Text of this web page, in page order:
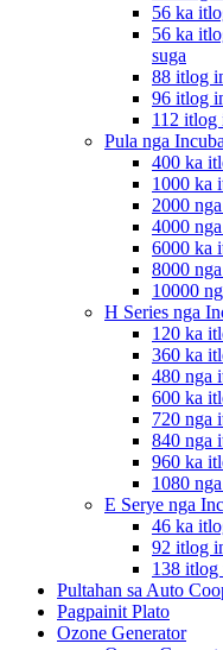
56 ka
56 ka
suga
88 itlog
96 itlog
112 itlog
Pula nga
400 ka
1000 ka
2000
4000
6000 ka
8000
10000
H Series nga
120 ka
360 ka
480 nga
600 ka
720 nga
840 nga
960 ka
1080
E Serye nga
46 ka
92 itlog
138 itlog
Pultahan sa Auto
Pagpainit Plato
Ozone Generator